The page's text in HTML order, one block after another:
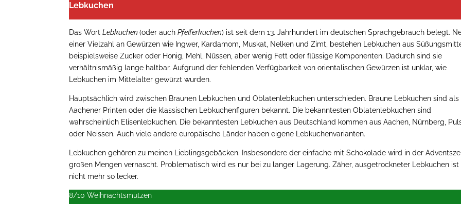
Lebkuchen
Das WortLebkuchen(oder auchPfefferkuchen) ist seit dem 13. Jahrhundert im deutschen Sprachgebrauch belegt.
einer Vielzahl an Gewürzen wie Ingwer, Kardamom, Muskat, Nelken und Zimt, bestehen Lebkuchen aus
beispielsweise Zucker oder Honig, Mehl, Nüssen, aber wenig Fett oder flüssige Komponenten. Dadurch sind sie
verhältnismäßig lange haltbar. Aufgrund der fehlenden Verfügbarkeit von orientalischen Gewürzen ist unklar, wie
Lebkuchen im Mittelalter gewürzt wurden.
Hauptsächlich wird zwischen Braunen Lebkuchen und Oblatenlebkuchen unterschieden. Braune Lebkuchen sind als
Aachener Printen oder die klassischen Lebkuchenfiguren bekannt. Die bekanntesten Oblatenlebkuchen sind
wahrscheinlich Elisenlebkuchen. Die bekanntesten Lebkuchen aus Deutschland kommen aus Aachen, Nürnberg,
oder Neissen. Auch viele andere europäische Länder haben eigene Lebkuchenvarianten.
Lebkuchen gehören zu meinen Lieblingsgebäcken. Insbesondere der einfache mit Schokolade wird in der
großen Mengen vernascht. Problematisch wird es nur bei zu langer Lagerung. Zäher, ausgetrockneter Lebkuchen ist
nicht mehr so lecker.
8/10 Weihnachtsmützen